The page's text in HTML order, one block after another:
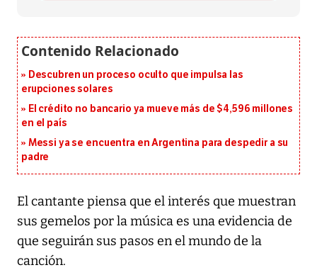
Descubren un proceso oculto que impulsa las
erupciones solares
El crédito no bancario ya mueve más de $4,596 millones
en el país
Messi ya se encuentra en Argentina para despedir a su
padre
El cantante piensa que el interés que muestran
sus gemelos por la música es una evidencia de
que seguirán sus pasos en el mundo de la
canción.